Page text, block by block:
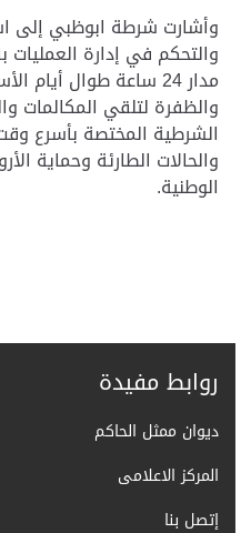
وأشارت شرطة ابوظبي إلى
والتحكم في إدارة العمليات
مدار 24 ساعة طوال أيام
والظفرة لتلقي المكالمات
الشرطية المختصة بأسرع وقت
والحالات الطارئة وحماية
الوطنية.
روابط مفيدة
ديوان ممثل الحاكم
المركز الاعلامى
إتصل بنا